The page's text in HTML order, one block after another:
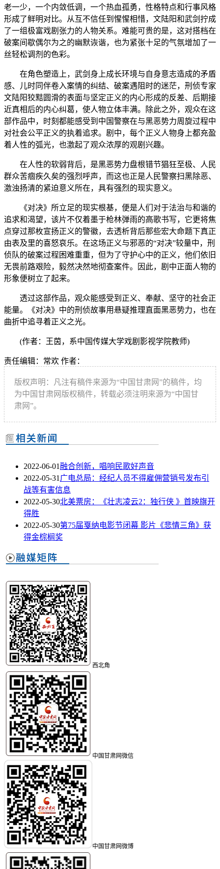
老一少，一个内敛低调，一个热血孤勇，性格特点和行事风格
形成了鲜明对比。从互不信任到惺惺相惜，文陆阳和武剑拧成
了一组极富戏剧张力的人物关系。难能可贵的是，这对搭档在
破案间歇偶尔为之的幽默诙谐，也为紧张十足的气氛增加了一
丝轻松调剂的色彩。
在角色塑造上，武剑身上成长环境与自身意志造成的矛盾
感、儿时同伴卷入案情的纠结、破案遇阻时的迷茫，刑侦专家
文陆阳狡黠圆滑的表面与坚定正义的内心形成的反差、后期接
近真相后的内心纠葛，使人物立体丰满。除此之外，观众在这
部作品中，时刻都能感受到中国警察在与黑恶势力周旋过程中
对社会公平正义的执着追求。剧中，每个正义人物身上都充盈
着人性的弧光，也激起了观众浓厚的观剧兴趣。
在人性的软弱背后，是黑恶势力盘根错节猖狂至极、人民
群众苦痼疾久矣的强烈呼声，而这也正是人民警察扫黑除恶、
激浊扬清的紧迫意义所在，具有强烈的现实意义。
《对决》所立足的现实根基，便是人们对于法治与和谐的
追求和渴望，该片不仅着墨于枪林弹雨的高歌书写，它更将焦
点穿过那枚宣扬正义的警徽，去透析背后那些宏大命题下真正
由表及里的喜怒哀乐。在这场正义与邪恶的“对决”较量中，刑
侦队的破案过程困难重重，但为了守护心中的正义，他们依旧
无畏前路艰险，毅然决然地彻查案件。因此，剧中正面人物的
形象便树立了起来。
透过这部作品，观众能感受到正义、奉献、坚守的社会正
能量。《对决》中的刑侦故事用悬疑推理直面黑恶势力，也在
曲折中追寻着正义之光。
(作者：王茵，系中国传媒大学戏剧影视学院教师)
责任编辑：常欢 作者：
版权声明：凡注有稿件来源为“中国甘肃网”的稿件，均
为中国甘肃网版权稿件，转载必须注明来源为“中国甘
肃网”。
2022-06-01 融合创新，唱响民歌好声音
2022-05-31 广电总局：经纪人员不得雇佣营销号发布引
战等有害信息
2022-05-30北美票房：《壮志凌云2：独行侠 》首映旗开
得胜
2022-05-30第75届戛纳电影节闭幕 影片《悲情三角》获
得金棕榈奖
西北角
中国甘肃网微信
中国甘肃网微博